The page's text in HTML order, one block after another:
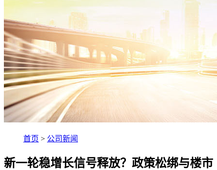
首页 > 公司新闻
新一轮稳增长信号释放？政策松绑与楼市